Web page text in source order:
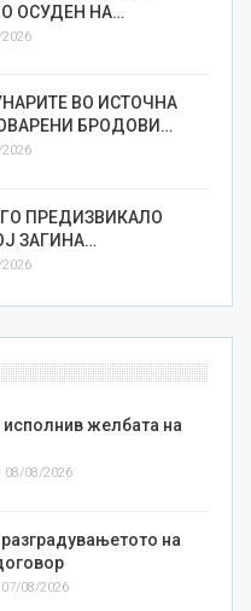
ОСУДЕН НА…
ВО ИСТОЧНА
БРОДОВИ…
ПРЕДИЗВИКАЛО
ЗАГИНА…
исполнив желбата на
08/08/2026
на
07/08/2026